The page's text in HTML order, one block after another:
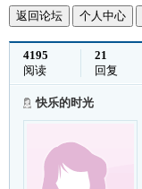
返回论坛 个人中心
4195
阅读
21
回复
快乐的时光